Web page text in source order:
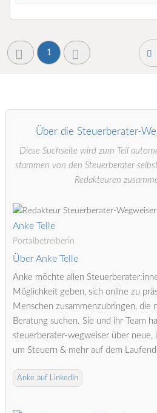
1
Über die Steuerberater-
Diese Suchseite wird zum Teil
stammen von den Steuerberater
Redakteuren
Anke Telle
Portalbetreiberin
Über Anke Telle
Anke möchte allen
Möglichkeit geben, sich online zu
Menschen zusammenzubringen, die
Beratung suchen. Sie und ihr Team
steuerberater-wegweiser über neue,
um Steuern & mehr auf dem
Anke auf LinkedIn